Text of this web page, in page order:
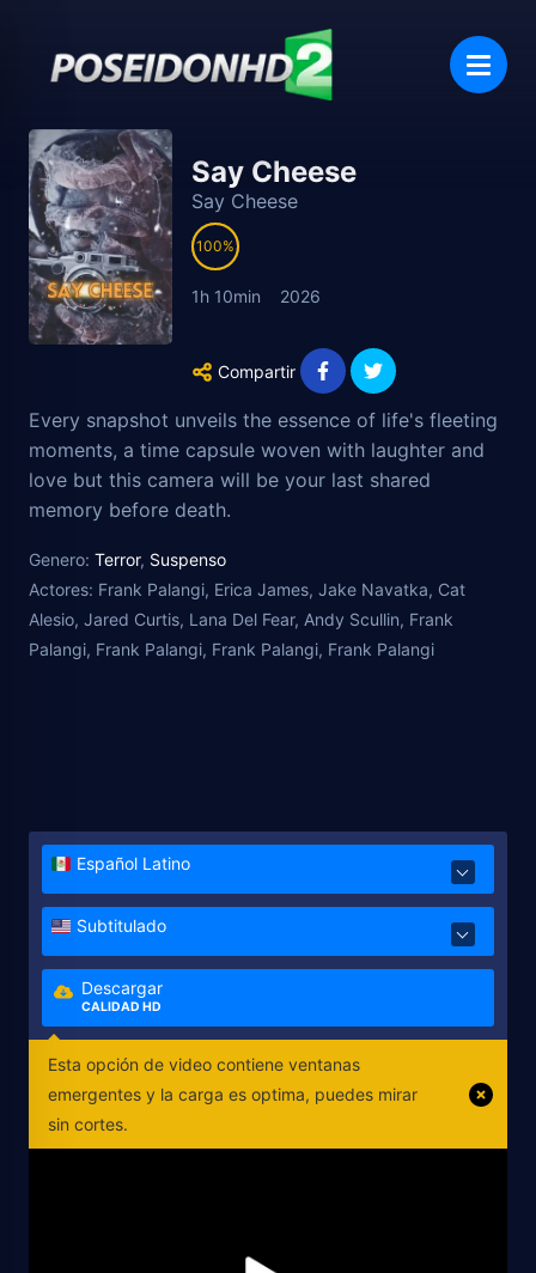
Say Cheese
Say Cheese
100
1h 10min 2026
Compartir
Every snapshot unveils the essence of life's fleeting
moments, a time capsule woven with laughter and
love but this camera will be your last shared
memory before death.
Genero: Terror, Suspenso
Actores: Frank Palangi, Erica James, Jake Navatka, Cat
Alesio, Jared Curtis, Lana Del Fear, Andy Scullin, Frank
Palangi, Frank Palangi, Frank Palangi, Frank Palangi
Español Latino
Subtitulado
Descargar
CALIDAD HD
Esta opción de video contiene ventanas
emergentes y la carga es optima, puedes mirar
sin cortes.